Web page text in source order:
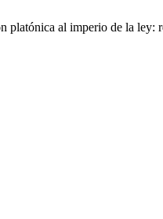
platónica al imperio de la ley: